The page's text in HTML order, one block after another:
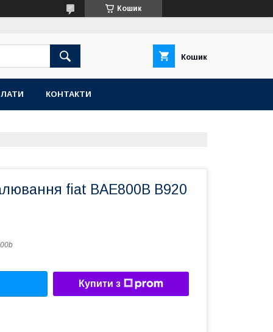
Кошик
Кошик
КОНТАКТИ
fiat BAE800B B920
Купити з